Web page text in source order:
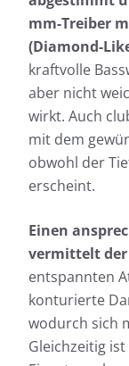
mm-Treiber
(Diamond-
kraftvolle
aber nicht
wirkt. Auch
mit dem
obwohl der
erscheint.
Einen
vermittelt
entspannten
konturierte
wodurch sich
Gleichzeitig